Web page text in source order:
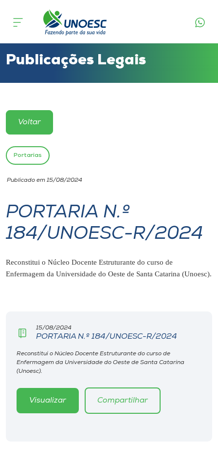
Cursos
Atendimento ao Estudante
Portal de Ensino
Unoesc
Internacionalização
I.nova
Diplomados
CPA
Biblioteca
Rádio
Publicações Legais
Voltar
Portarias
Publicado em 15/08/2024
PORTARIA N.º
184/UNOESC-R/2024
Reconstitui o Núcleo Docente Estruturante do curso de
Enfermagem da Universidade do Oeste de Santa Catarina (Unoesc).
15/08/2024
PORTARIA N.º 184/UNOESC-R/2024
Reconstitui o Núcleo Docente Estruturante do curso de
Enfermagem da Universidade do Oeste de Santa Catarina
(Unoesc).
Visualizar Compartilhar